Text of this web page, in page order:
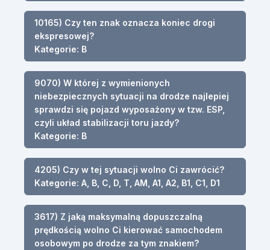
10165) Czy ten znak oznacza koniec drogi
ekspresowej?
Kategorie: B
9070) W której z wymienionych
niebezpiecznych sytuacji na drodze najlepiej
sprawdzi się pojazd wyposażony w tzw. ESP,
czyli układ stabilizacji toru jazdy?
Kategorie: B
4205) Czy w tej sytuacji wolno Ci zawrócić?
Kategorie: A, B, C, D, T, AM, A1, A2, B1, C1, D1
3617) Z jaką maksymalną dopuszczalną
prędkością wolno Ci kierować samochodem
osobowym po drodze za tym znakiem?